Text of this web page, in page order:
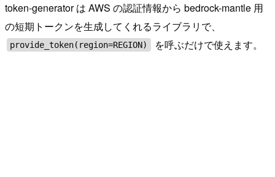
token-generator は AWS の認証情報から bedrock-mantle 用
の短期トークンを生成してくれるライブラリで、
provide_token(region=REGION) を呼ぶだけで使えます。